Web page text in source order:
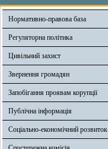
Нормативно-правова база
Регуляторна політика
Цивільний захист
Звернення громадян
Запобігання проявам корупції
Публічна інформація
Соціально-економічний розвиток